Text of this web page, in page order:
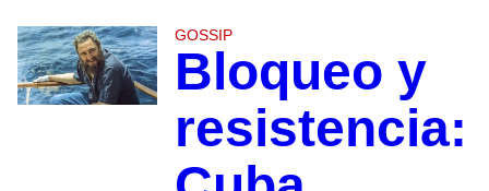
GOSSIP
Bloqueo y
resistencia: